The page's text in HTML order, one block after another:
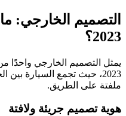
التصميم الخارجي:
2023؟
يمثل التصميم الخارجي واحدًا
2023، حيث تجمع السيارة بين
ملفتة على الطريق.
هوية تصميم جريئة ولافتة